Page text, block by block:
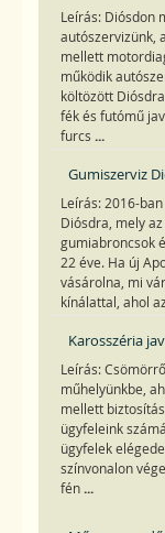
Leírás: Diósdon
autószervizünk,
mellett
működik
költözött
fék és futómű
furcs ...
Gumiszerviz
Leírás: 2016-
Diósdra, mely
gumiabroncsok
22 éve. Ha új
vásárolna, mi
kínálattal, ahol
Karosszéria
Leírás:
műhelyünkbe,
mellett
ügyfeleink
ügyfelek
színvonalon
fén ...